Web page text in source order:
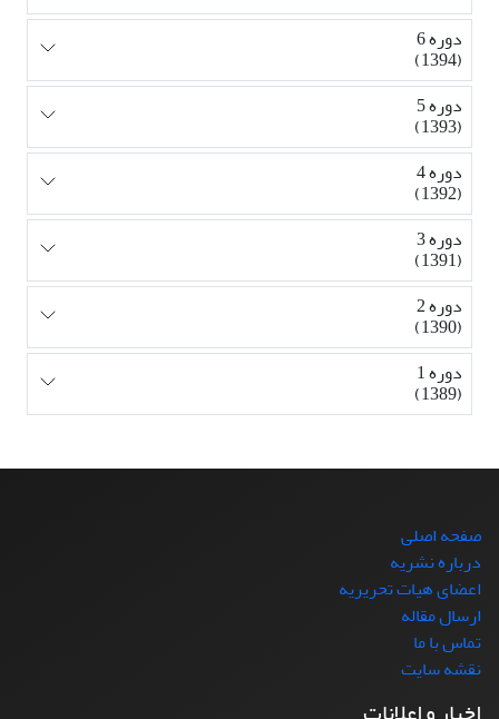
دوره 6
(1394)
دوره 5
(1393)
دوره 4
(1392)
دوره 3
(1391)
دوره 2
(1390)
دوره 1
(1389)
صفحه اصلی
درباره نشریه
اعضای هیات تحریریه
ارسال مقاله
تماس با ما
نقشه سایت